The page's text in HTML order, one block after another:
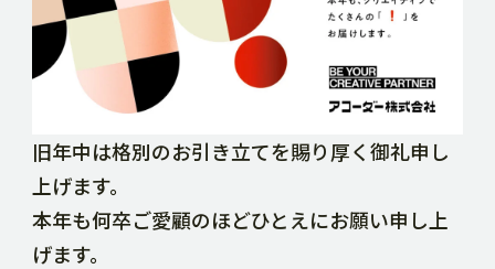
RECRUIT SITE
旧年中は格別のお引き立てを賜り厚く御礼申し
上げます。
本年も何卒ご愛顧のほどひとえにお願い申し上
げます。